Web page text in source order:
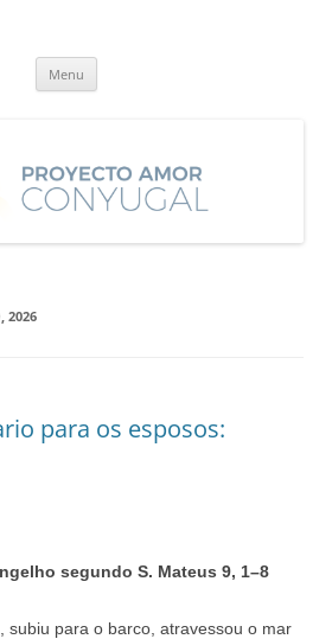
Menu
2026
para os esposos:
segundo S. Mateus 9, 1–8
subiu para o barco, atravessou o mar